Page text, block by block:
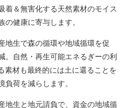
着＆無害化する天然素材のモイス
の健康に寄与します。
地生で森の循環や地域循環を促
。自然・再生可能エネるぎーの利
素材も最終的には土に還ることを
負荷を減らします。
地生と地元請負で、資金の地域循